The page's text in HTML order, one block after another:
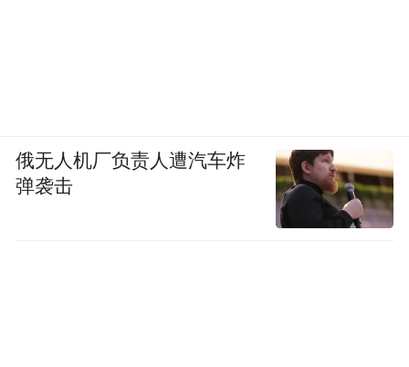
俄无人机厂负责人遭汽车炸
弹袭击